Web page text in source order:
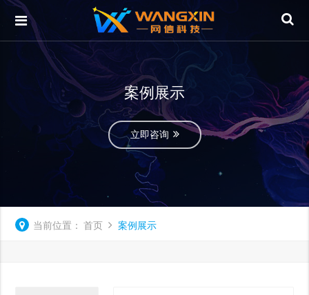
案例展示
立即咨询
当前位置： 首页 案例展示